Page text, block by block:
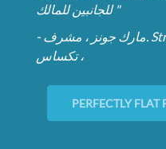
للجانبين للمالك "
- مارك جونز ، مشرف. Structuretone SW ، سان أنطونيو
، تكساس
PERFECTLY FLAT